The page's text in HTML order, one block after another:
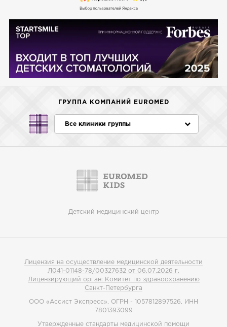
ГРУППА КОМПАНИЙ EUROMED
Все клиники группы
Детский медицинский центр
Лицензия на осуществление медицинской деятельности
Л041-01148-78/00327632 от 06.07.2026 г.
Лицензирующий орган: Комитет по здравоохранению
Санкт-Петербурга
ООО «Ассист Экспресс», ОГРН - 1057812897526, ИНН
7801393099
Утвержденные стандарты медицинской помощи